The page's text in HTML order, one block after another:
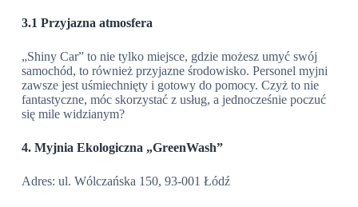
3.1 Przyjazna atmosfera
„Shiny Car” to nie tylko miejsce, gdzie możesz umyć swój
samochód, to również przyjazne środowisko. Personel myjni
zawsze jest uśmiechnięty i gotowy do pomocy. Czyż to nie
fantastyczne, móc skorzystać z usług, a jednocześnie poczuć
się mile widzianym?
4. Myjnia Ekologiczna „GreenWash”
Adres: ul. Wólczańska 150, 93-001 Łódź